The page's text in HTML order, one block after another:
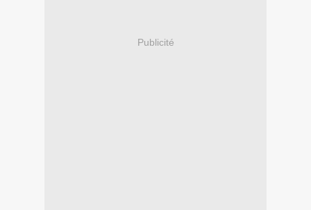
Publicité